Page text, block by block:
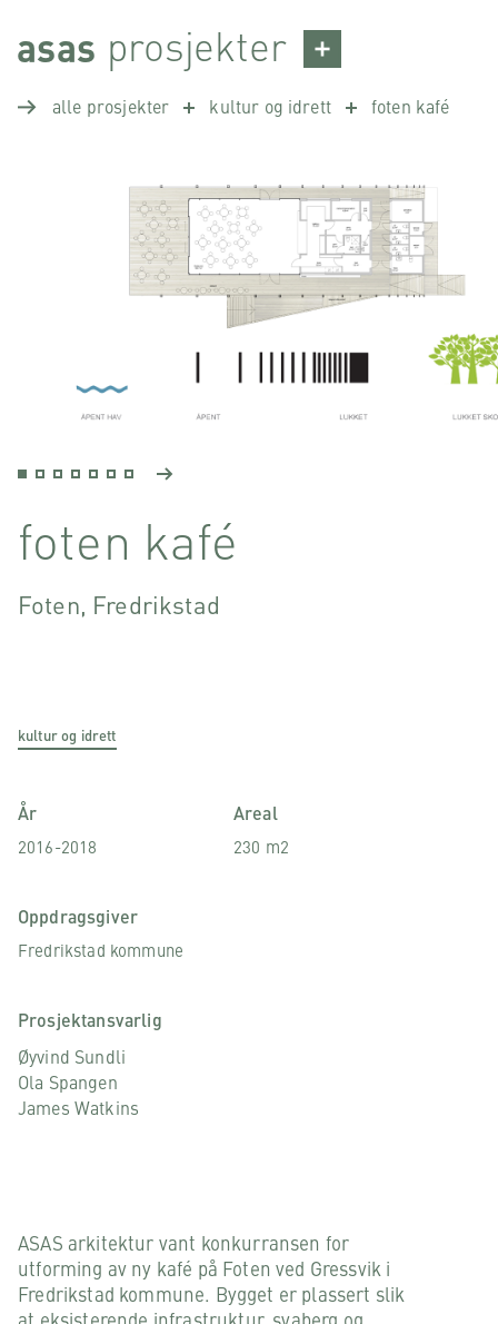
content
asas prosjekter
alle prosjekter kultur og idrett foten kafé
foten kafé
Foten, Fredrikstad
kultur og idrett
År
2016-2018
Areal
230 m2
Oppdragsgiver
Fredrikstad kommune
Prosjektansvarlig
Øyvind Sundli
Ola Spangen
James Watkins
ASAS arkitektur vant konkurransen for
utforming av ny kafé på Foten ved Gressvik i
Fredrikstad kommune. Bygget er plassert slik